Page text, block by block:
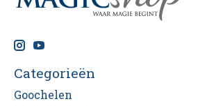
Categorieën
Goochelen